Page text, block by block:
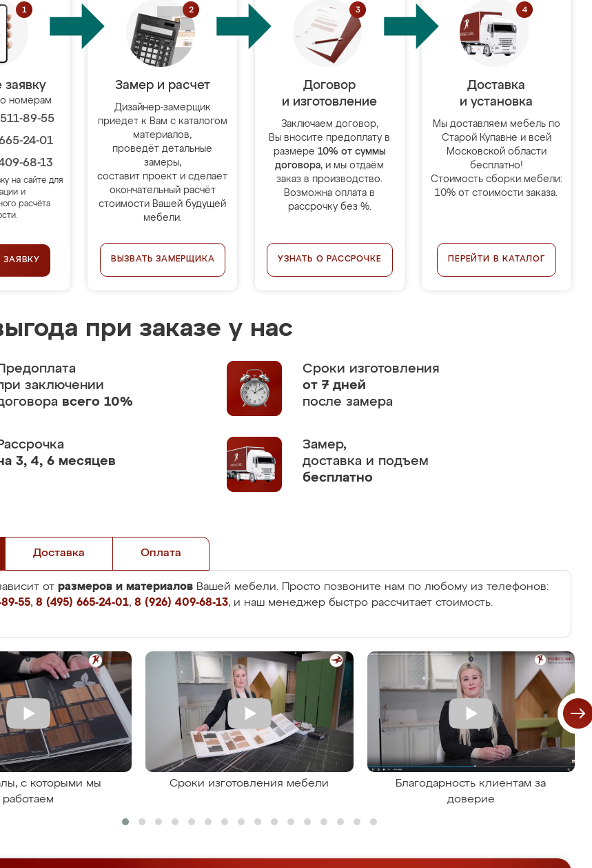
заявку
номерам
89-55
24-01
68-13
на сайте для
и
расчёта
ЗАЯВКУ
Замер и расчет
Дизайнер-замерщик
приедет к Вам с каталогом
материалов,
проведёт детальные
замеры,
составит проект и сделает
окончательный расчёт
стоимости Вашей будущей
мебели.
ВЫЗВАТЬ ЗАМЕРЩИКА
Договор
и изготовление
Заключаем договор,
Вы вносите предоплату в
размере 10% от суммы
договора, и мы отдаём
заказ в производство.
Возможна оплата в
рассрочку без %.
УЗНАТЬ О РАССРОЧКЕ
Доставка
и установка
Мы доставляем мебель по
Старой Купавне и всей
Московской области
бесплатно!
Стоимость сборки мебели:
10% от стоимости заказа.
ПЕРЕЙТИ В КАТАЛОГ
при заказе у нас
заключении
всего 10%
Сроки изготовления
от 7 дней
после замера
3, 4, 6 месяцев
Замер,
доставка и подъем
бесплатно
Доставка Оплата
от размеров и материалов Вашей мебели. Просто позвоните нам по любому из телефонов:
55, 8 (495) 665-24-01, 8 (926) 409-68-13, и наш менеджер быстро рассчитает стоимость.
с которыми мы
работаем
Сроки изготовления мебели
Благодарность клиентам за
доверие